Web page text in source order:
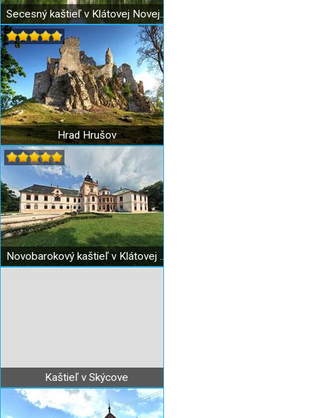
Secesný kaštieľ v Klátovej Novej Vsi
Hrad Hrušov
Novobarokový kaštieľ v Klátovej Novej Vsi
Kaštieľ v Skýcove